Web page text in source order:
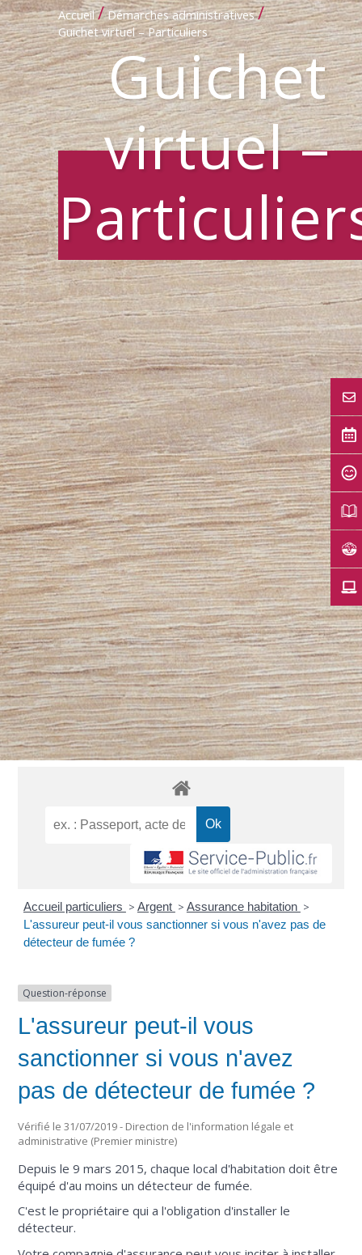
Accueil / Démarches administratives /
Guichet virtuel – Particuliers
Guichet
virtuel –
Accueil particuliers > Argent > Assurance habitation >
L'assureur peut-il vous sanctionner si vous n'avez pas de
détecteur de fumée ?
Question-réponse
L'assureur peut-il vous
sanctionner si vous n'avez
pas de détecteur de fumée ?
Vérifié le 31/07/2019 - Direction de l'information légale et
administrative (Premier ministre)
Depuis le 9 mars 2015, chaque local d'habitation doit être
équipé d'au moins un détecteur de fumée.
C'est le propriétaire qui a l'obligation d'installer le
détecteur.